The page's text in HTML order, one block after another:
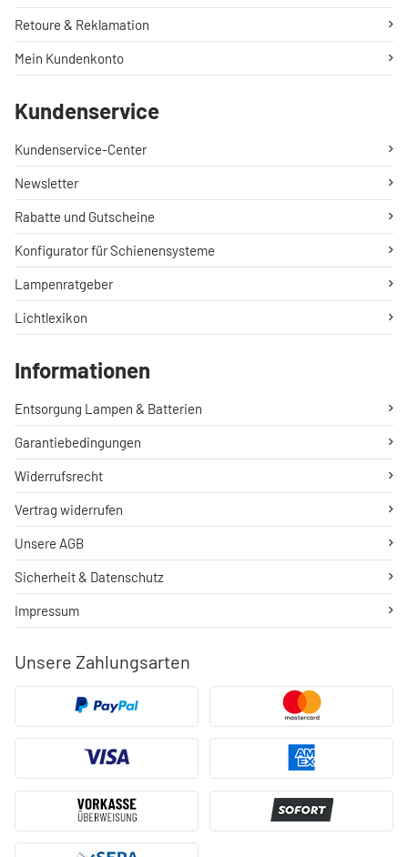
Unsere Zahlungsarten
Retoure & Reklamation
Mein Kundenkonto
Kundenservice
Kundenservice-Center
Newsletter
Rabatte und Gutscheine
Konfigurator für Schienensysteme
Lampenratgeber
Lichtlexikon
Informationen
Entsorgung Lampen & Batterien
Garantiebedingungen
Widerrufsrecht
Vertrag widerrufen
Unsere AGB
Sicherheit & Datenschutz
Impressum